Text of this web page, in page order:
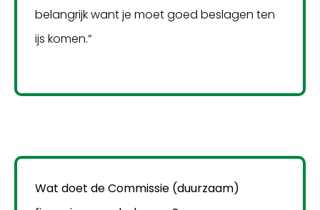
belangrijk want je moet goed beslagen ten
ijs komen.”
Wat doet de Commissie (duurzaam)